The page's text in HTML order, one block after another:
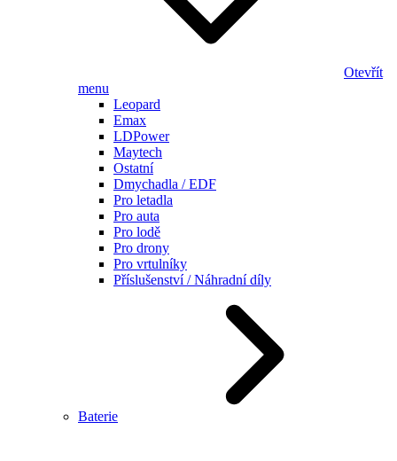
Otevřít
menu
Leopard
Emax
LDPower
Maytech
Ostatní
Dmychadla / EDF
Pro letadla
Pro auta
Pro lodě
Pro drony
Pro vrtulníky
Příslušenství / Náhradní díly
Baterie